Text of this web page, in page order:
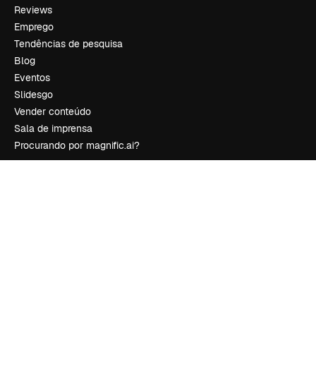
Reviews
Emprego
Tendências de pesquisa
Blog
Eventos
Slidesgo
Vender conteúdo
Sala de imprensa
Procurando por magnific.ai?